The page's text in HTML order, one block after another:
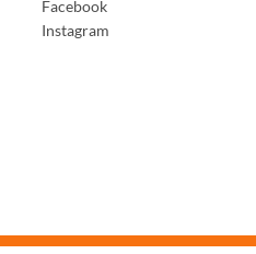
Facebook
Instagram